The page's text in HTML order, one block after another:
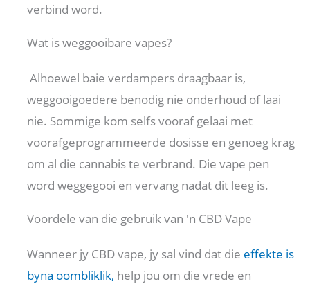
verbind word.
Wat is weggooibare vapes?
Alhoewel baie verdampers draagbaar is,
weggooigoedere benodig nie onderhoud of laai
nie. Sommige kom selfs vooraf gelaai met
voorafgeprogrammeerde dosisse en genoeg krag
om al die cannabis te verbrand. Die vape pen
word weggegooi en vervang nadat dit leeg is.
Voordele van die gebruik van 'n CBD Vape
Wanneer jy CBD vape, jy sal vind dat die effekte is
byna oombliklik, help jou om die vrede en